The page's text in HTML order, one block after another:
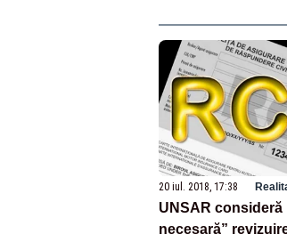
20 iul. 2018, 17:38
UNSAR consideră
necesară”